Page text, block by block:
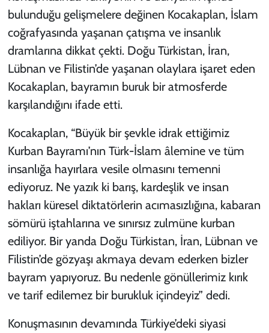
bulunduğu gelişmelere değinen Kocakaplan, İslam
coğrafyasında yaşanan çatışma ve insanlık
dramlarına dikkat çekti. Doğu Türkistan, İran,
Lübnan ve Filistin’de yaşanan olaylara işaret eden
Kocakaplan, bayramın buruk bir atmosferde
karşılandığını ifade etti.
Kocakaplan, “Büyük bir şevkle idrak ettiğimiz
Kurban Bayramı’nın Türk-İslam âlemine ve tüm
insanlığa hayırlara vesile olmasını temenni
ediyoruz. Ne yazık ki barış, kardeşlik ve insan
hakları küresel diktatörlerin acımasızlığına, kabaran
sömürü iştahlarına ve sınırsız zulmüne kurban
ediliyor. Bir yanda Doğu Türkistan, İran, Lübnan ve
Filistin’de gözyaşı akmaya devam ederken bizler
bayram yapıyoruz. Bu nedenle gönüllerimiz kırık
ve tarif edilemez bir burukluk içindeyiz” dedi.
Konuşmasının devamında Türkiye’deki siyasi